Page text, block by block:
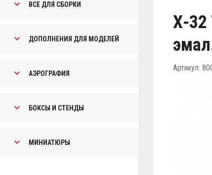
ВСЕ ДЛЯ СБОРКИ
ДОПОЛНЕНИЯ ДЛЯ МОДЕЛЕЙ
АЭРОГРАФИЯ
БОКСЫ И СТЕНДЫ
МИНИАТЮРЫ
Х-32
Артикул: